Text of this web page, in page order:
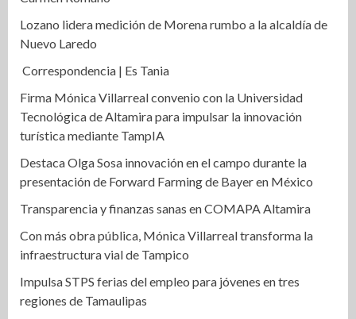
Lozano lidera medición de Morena rumbo a la alcaldía de
Nuevo Laredo
Correspondencia | Es Tania
Firma Mónica Villarreal convenio con la Universidad
Tecnológica de Altamira para impulsar la innovación
turística mediante TampIA
Destaca Olga Sosa innovación en el campo durante la
presentación de Forward Farming de Bayer en México
Transparencia y finanzas sanas en COMAPA Altamira
Con más obra pública, Mónica Villarreal transforma la
infraestructura vial de Tampico
Impulsa STPS ferias del empleo para jóvenes en tres
regiones de Tamaulipas